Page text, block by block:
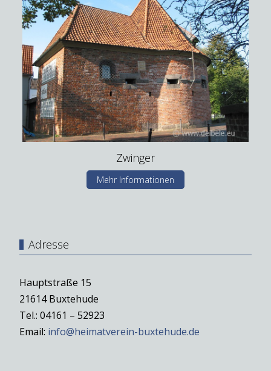
Zwinger
Mehr Informationen
Adresse
Hauptstraße 15
21614 Buxtehude
Tel.: 04161 – 52923
Email: info@heimatverein-buxtehude.de